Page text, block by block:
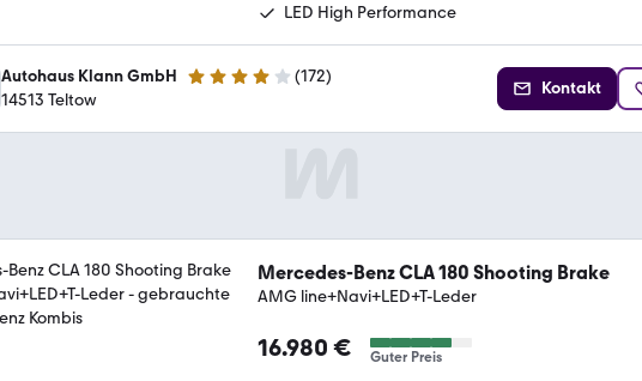
LED High Performance
Autohaus Klann GmbH 4 Sterne (172)
14513 Teltow
Kontakt
Mercedes-Benz CLA 180 Shooting Brake
AMG line+Navi+LED+T-Leder
16.980 € Guter Preis